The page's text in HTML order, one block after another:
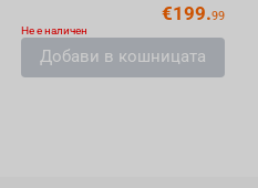
€199.99
Не е наличен
Добави в кошницата